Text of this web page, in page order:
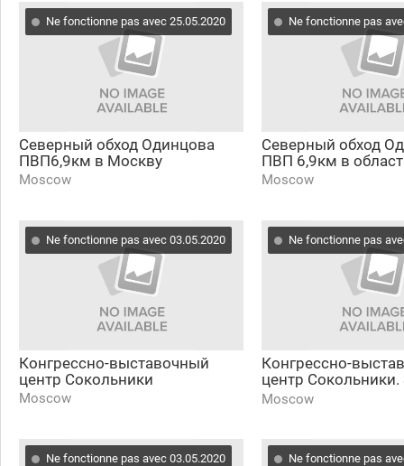
Ne fonctionne pas avec 25.05.2020
Северный обход Одинцова
ПВП6,9км в Москву
Moscow
Ne fonctionne pas
Северный обход
ПВП 6,9км в
Moscow
Ne fonctionne pas avec 03.05.2020
Конгрессно-выставочный
центр Сокольники
Moscow
Ne fonctionne pas
Конгрессно-
центр Сокольники.
Лучевой просек.
Moscow
Ne fonctionne pas avec 03.05.2020 Ne fonctionne pas